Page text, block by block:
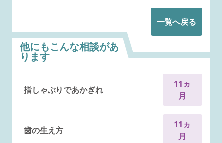
一覧へ戻る
他にもこんな相談があ
ります
指しゃぶりであかぎれ
11ヵ
月
歯の生え方
11ヵ
月